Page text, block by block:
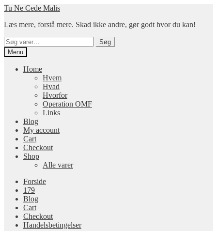
Spring
navigation
Spring
indhold
Tu Ne Cede Malis
Læs mere, forstå mere. Skad ikke andre, gør godt hvor du kan!
Søg
efter:
Søg
Menu
Home
Hvem
Hvad
Hvorfor
Operation OMF
Links
Blog
My account
Cart
Checkout
Shop
Alle varer
Forside
179
Blog
Cart
Checkout
Handelsbetingelser